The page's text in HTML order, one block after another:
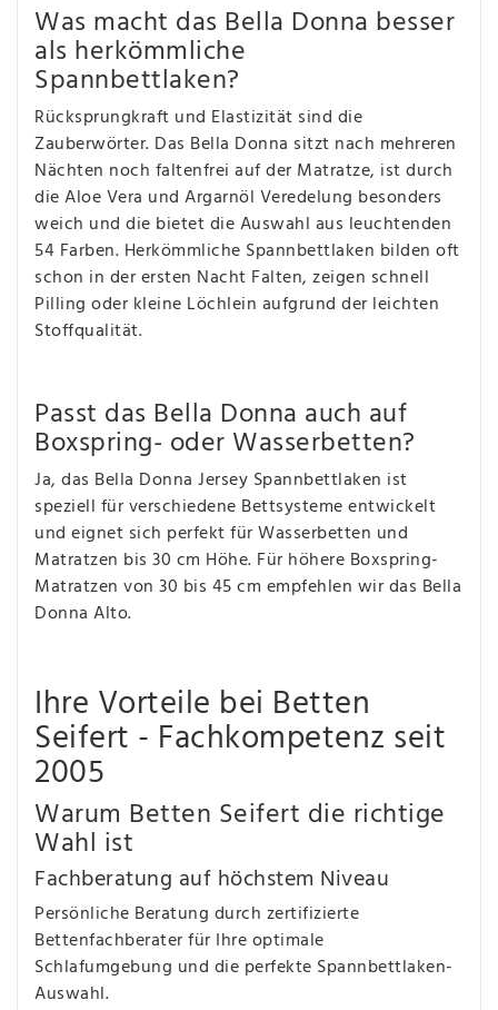
Was macht das Bella Donna besser
als herkömmliche
Spannbettlaken?
Rücksprungkraft und Elastizität sind die
Zauberwörter. Das Bella Donna sitzt nach mehreren
Nächten noch faltenfrei auf der Matratze, ist durch
die Aloe Vera und Argarnöl Veredelung besonders
weich und die bietet die Auswahl aus leuchtenden
54 Farben. Herkömmliche Spannbettlaken bilden oft
schon in der ersten Nacht Falten, zeigen schnell
Pilling oder kleine Löchlein aufgrund der leichten
Stoffqualität.
Passt das Bella Donna auch auf
Boxspring- oder Wasserbetten?
Ja, das Bella Donna Jersey Spannbettlaken ist
speziell für verschiedene Bettsysteme entwickelt
und eignet sich perfekt für Wasserbetten und
Matratzen bis 30 cm Höhe. Für höhere Boxspring-
Matratzen von 30 bis 45 cm empfehlen wir das Bella
Donna Alto.
Ihre Vorteile bei Betten
Seifert - Fachkompetenz seit
2005
Warum Betten Seifert die richtige
Wahl ist
Fachberatung auf höchstem Niveau
Persönliche Beratung durch zertifizierte
Bettenfachberater für Ihre optimale
Schlafumgebung und die perfekte Spannbettlaken-
Auswahl.